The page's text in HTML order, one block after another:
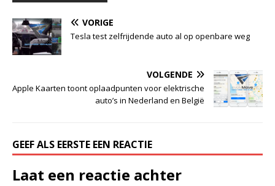
VORIGE
Tesla test zelfrijdende auto al op openbare weg
VOLGENDE
Apple Kaarten toont oplaadpunten voor elektrische
auto’s in Nederland en België
GEEF ALS EERSTE EEN REACTIE
Laat een reactie achter